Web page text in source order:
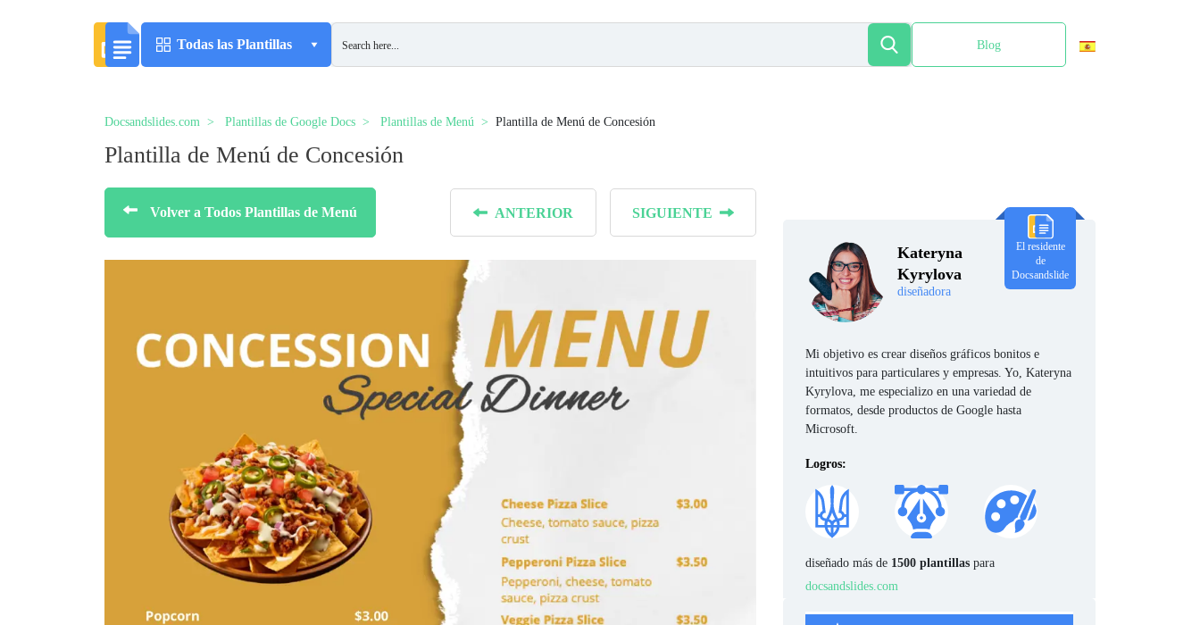
Todas las Plantillas Blog
Docsandslides.com Plantillas de Google Docs Plantillas de Menú Plantilla de Menú de Concesión
Plantilla de Menú de Concesión
Volver a Todos Plantillas de Menú ANTERIOR SIGUIENTE
Kateryna
Kyrylova
diseñadora
El residente
de
Docsandslide
Mi objetivo es crear diseños gráficos bonitos e
intuitivos para particulares y empresas. Yo, Kateryna
Kyrylova, me especializo en una variedad de
formatos, desde productos de Google hasta
Microsoft.
Logros:
diseñado más de 1500 plantillas para
docsandslides.com